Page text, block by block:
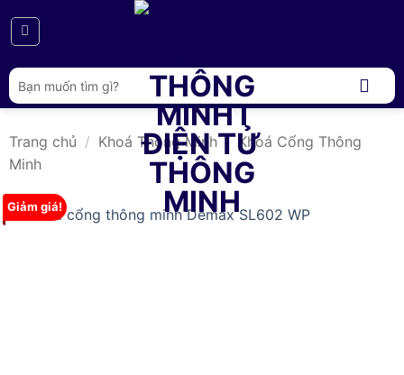
qua
dung
Tìm
kiếm:
Trang chủ / Khoá Thông Minh /
Khoá Cổng Thông
Minh
Giảm giá!